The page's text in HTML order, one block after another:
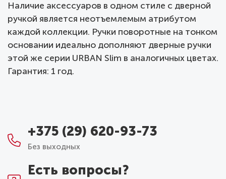
Наличие аксессуаров в одном стиле с дверной
ручкой является неотъемлемым атрибутом
каждой коллекции. Ручки поворотные на тонком
основании идеально дополняют дверные ручки
этой же серии URBAN Slim в аналогичных цветах.
Гарантия: 1 год.
+375 (29) 620-93-73
Без выходных
Есть вопросы?